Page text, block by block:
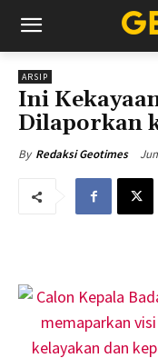
ARSIP
Ini
Dilaporkan
By Redaksi Geotimes